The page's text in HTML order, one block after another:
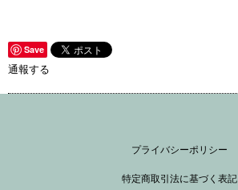
Save
通報する
プライバシーポリシー
特定商取引法に基づく表記